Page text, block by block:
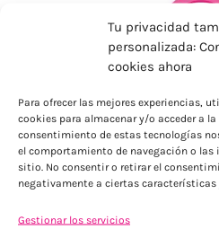
Tu privacidad
personalizada:
cookies ahora
Para ofrecer las mejores experiencias,
cookies para almacenar y/o acceder a
consentimiento de estas tecnologías
el comportamiento de navegación o
sitio. No consentir o retirar el
negativamente a ciertas características
Gestionar los servicios
ENVÍOS
Para Península,